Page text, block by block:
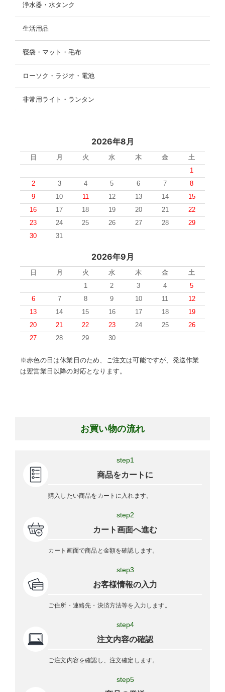
浄水器・水タンク
生活用品
寝袋・マット・毛布
ローソク・ラジオ・電池
非常用ライト・ランタン
2026年8月
日 月 火 水 木 金
土
1
2
3 4 5 6 7
8
9
10 11 12 13 14
15
16
17 18 19 20 21
22
23
24 25 26 27 28
29
30
31
2026年9月
日 月 火 水 木 金
土
1
2 3 4
5
6
7 8 9 10 11
12
13
14 15 16 17 18
19
20
21 22 23 24 25
26
27
28 29 30
※赤色の日は休業日のため、ご注文は可能ですが、発送作業
は翌営業日以降の対応となります。
お買い物の流れ
step1
商品をカートに
購入したい商品をカートに入れます。
step2
カート画面へ進む
カート画面で商品と金額を確認します。
step3
お客様情報の入力
ご住所・連絡先・決済方法等を入力します。
step4
注文内容の確認
ご注文内容を確認し、注文確定します。
step5